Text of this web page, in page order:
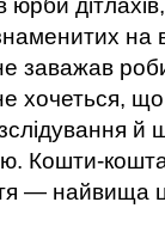
юрби
на
заважав
хочеться,
й
Кошти-
— найвища